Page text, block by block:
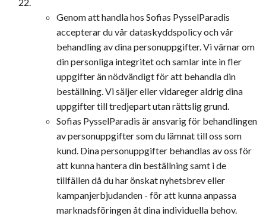
Genom att handla hos Sofias PysselParadis
accepterar du vår dataskyddspolicy och vår
behandling av dina personuppgifter. Vi värnar om
din personliga integritet och samlar inte in fler
uppgifter än nödvändigt för att behandla din
beställning. Vi säljer eller vidareger aldrig dina
uppgifter till tredjepart utan rättslig grund.
Sofias PysselParadis är ansvarig för behandlingen
av personuppgifter som du lämnat till oss som
kund. Dina personuppgifter behandlas av oss för
att kunna hantera din beställning samt i de
tillfällen då du har önskat nyhetsbrev eller
kampanjerbjudanden - för att kunna anpassa
marknadsföringen åt dina individuella behov.